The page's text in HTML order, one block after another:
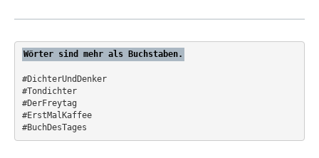
r
Wörter sind mehr als Buchstaben.
#DichterUndDenker
#Tondichter
#DerFreytag
#ErstMalKaffee
#BuchDesTages